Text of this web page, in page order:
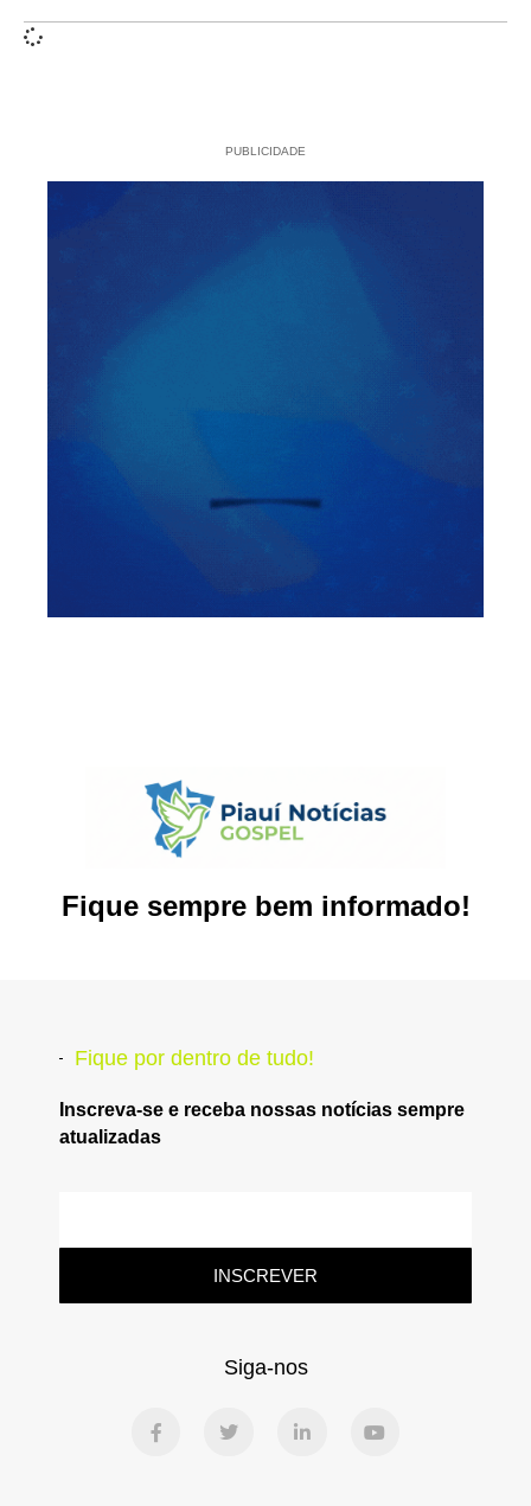
PUBLICIDADE
Fique sempre bem informado!
Fique por dentro de tudo!
Inscreva-se e receba nossas notícias sempre
atualizadas
INSCREVER
Siga-nos